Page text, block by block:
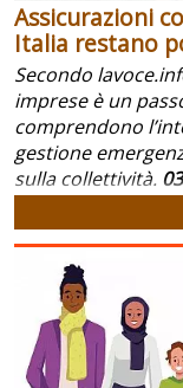
Assicurazioni
Italia restano
Secondo
imprese è un
comprendono
gestione
sulla collettività.